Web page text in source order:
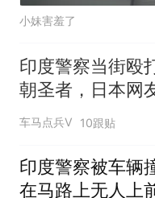
小妹害羞了
印度警察当街殴
朝圣者，日本网
羡慕不已
车马点兵V 10跟贴
印度警察被车辆
在马路上无人上